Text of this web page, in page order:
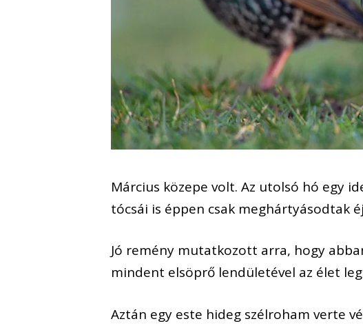
Március közepe volt. Az utolsó hó egy
tócsái is éppen csak meghártyásodtak
Jó remény mutatkozott arra, hogy
mindent elsöprő lendületével az élet
Aztán egy este hideg szélroham verte